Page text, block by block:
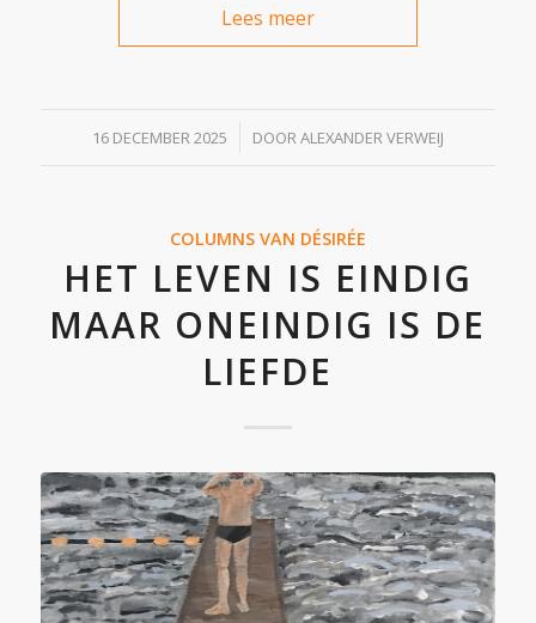
Lees meer
16 DECEMBER 2025
/ DOORALEXANDER VERWEIJ
COLUMNS VAN DÉSIRÉE
HET LEVEN IS EINDIG
MAAR ONEINDIG IS DE
LIEFDE